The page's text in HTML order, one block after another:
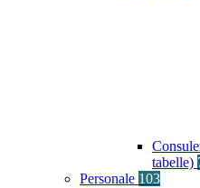
tabelle)
Personale 103